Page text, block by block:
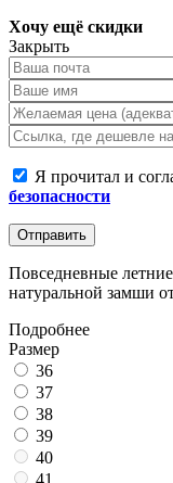
Хочу ещё скидки
Закрыть
Я прочитал и
безопасности
Отправить
Повседневные
натуральной замши
Подробнее
Размер
36
37
38
39
40
41